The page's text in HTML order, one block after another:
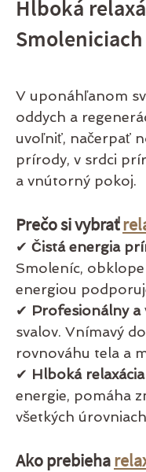
Hlboká
Smoleniciach
V uponáhľanom
oddych a
uvoľniť, načerpať
prírody, v srdci
a vnútorný pokoj.
Prečo si vybrať
✔ Čistá energia
Smoleníc,
energiou
✔ Profesionálny a
svalov. Vnímavý
rovnováhu tela a
✔ Hlboká
energie, pomáha
všetkých
Ako prebieha